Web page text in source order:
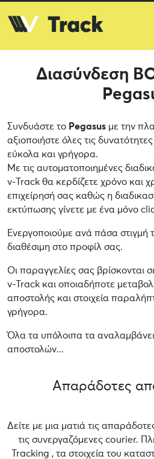
Διασύνδεση
Συνδυάστε το Pegasus με την
αξιοποιήστε όλες τις
εύκολα και γρήγορα.
Με τις αυτοματοποιημένες
v-Track θα κερδίζετε χρόνο και
επιχείρησή σας καθώς η
εκτύπωσης γίνετε με ένα μόνο
Ενεργοποιούμε ανά πάσα στιγμή
διαθέσιμη στο προφίλ σας.
Οι παραγγελίες σας βρίσκονται
v-Track και οποιαδήποτε
αποστολής και στοιχεία
γρήγορα.
Όλα τα υπόλοιπα τα αναλαμβάνει
αποστολών...
Απαράδοτες
Δείτε με μια ματιά τις
τις συνεργαζόμενες courier.
Tracking , τα στοιχεία του